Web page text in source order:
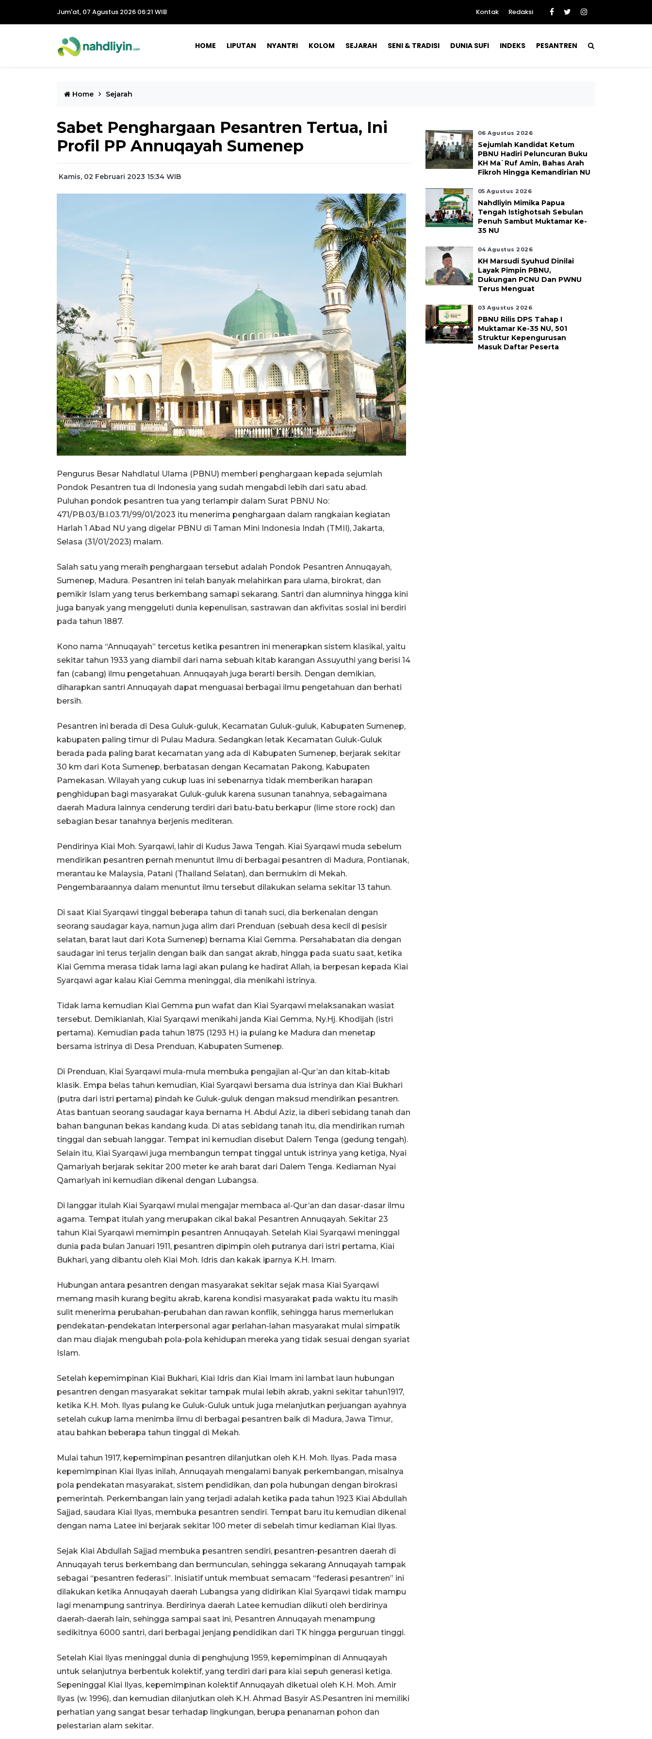
Jum'at, 07 Agustus 2026 06:21 WIB Kontak Redaksi
HOME LIPUTAN NYANTRI KOLOM SEJARAH SENI & TRADISI DUNIA SUFI INDEKS PESANTREN
Home Sejarah
Sabet Penghargaan Pesantren Tertua, Ini
Profil PP Annuqayah Sumenep
Kamis, 02 Februari 2023 15:34 WIB
Pengurus Besar Nahdlatul Ulama (PBNU) memberi penghargaan kepada sejumlah
Pondok Pesantren tua di Indonesia yang sudah mengabdi lebih dari satu abad.
Puluhan pondok pesantren tua yang terlampir dalam Surat PBNU No:
471/PB.03/B.I.03.71/99/01/2023 itu menerima penghargaan dalam rangkaian kegiatan
Harlah 1 Abad NU yang digelar PBNU di Taman Mini Indonesia Indah (TMII), Jakarta,
Selasa (31/01/2023) malam.
Salah satu yang meraih penghargaan tersebut adalah Pondok Pesantren Annuqayah,
Sumenep, Madura. Pesantren ini telah banyak melahirkan para ulama, birokrat, dan
pemikir Islam yang terus berkembang samapi sekarang. Santri dan alumninya hingga kini
juga banyak yang menggeluti dunia kepenulisan, sastrawan dan akfivitas sosial ini berdiri
pada tahun 1887.
Kono nama “Annuqayah” tercetus ketika pesantren ini menerapkan sistem klasikal, yaitu
sekitar tahun 1933 yang diambil dari nama sebuah kitab karangan Assuyuthi yang berisi 14
fan (cabang) ilmu pengetahuan. Annuqayah juga berarti bersih. Dengan demikian,
diharapkan santri Annuqayah dapat menguasai berbagai ilmu pengetahuan dan berhati
bersih.
Pesantren ini berada di Desa Guluk-guluk, Kecamatan Guluk-guluk, Kabupaten Sumenep,
kabupaten paling timur di Pulau Madura. Sedangkan letak Kecamatan Guluk-Guluk
berada pada paling barat kecamatan yang ada di Kabupaten Sumenep, berjarak sekitar
30 km dari Kota Sumenep, berbatasan dengan Kecamatan Pakong, Kabupaten
Pamekasan. Wilayah yang cukup luas ini sebenarnya tidak memberikan harapan
penghidupan bagi masyarakat Guluk-guluk karena susunan tanahnya, sebagaimana
daerah Madura lainnya cenderung terdiri dari batu-batu berkapur (lime store rock) dan
sebagian besar tanahnya berjenis mediteran.
Pendirinya Kiai Moh. Syarqawi, lahir di Kudus Jawa Tengah. Kiai Syarqawi muda sebelum
mendirikan pesantren pernah menuntut ilmu di berbagai pesantren di Madura, Pontianak,
merantau ke Malaysia, Patani (Thailand Selatan), dan bermukim di Mekah.
Pengembaraannya dalam menuntut ilmu tersebut dilakukan selama sekitar 13 tahun.
Di saat Kiai Syarqawi tinggal beberapa tahun di tanah suci, dia berkenalan dengan
seorang saudagar kaya, namun juga alim dari Prenduan (sebuah desa kecil di pesisir
selatan, barat laut dari Kota Sumenep) bernama Kiai Gemma. Persahabatan dia dengan
saudagar ini terus terjalin dengan baik dan sangat akrab, hingga pada suatu saat, ketika
Kiai Gemma merasa tidak lama lagi akan pulang ke hadirat Allah, ia berpesan kepada Kiai
Syarqawi agar kalau Kiai Gemma meninggal, dia menikahi istrinya.
Tidak lama kemudian Kiai Gemma pun wafat dan Kiai Syarqawi melaksanakan wasiat
tersebut. Demikianlah, Kiai Syarqawi menikahi janda Kiai Gemma, Ny.Hj. Khodijah (istri
pertama). Kemudian pada tahun 1875 (1293 H.) ia pulang ke Madura dan menetap
bersama istrinya di Desa Prenduan, Kabupaten Sumenep.
Di Prenduan, Kiai Syarqawi mula-mula membuka pengajian al-Qur’an dan kitab-kitab
klasik. Empa belas tahun kemudian, Kiai Syarqawi bersama dua istrinya dan Kiai Bukhari
(putra dari istri pertama) pindah ke Guluk-guluk dengan maksud mendirikan pesantren.
Atas bantuan seorang saudagar kaya bernama H. Abdul Aziz, ia diberi sebidang tanah dan
bahan bangunan bekas kandang kuda. Di atas sebidang tanah itu, dia mendirikan rumah
tinggal dan sebuah langgar. Tempat ini kemudian disebut Dalem Tenga (gedung tengah).
Selain itu, Kiai Syarqawi juga membangun tempat tinggal untuk istrinya yang ketiga, Nyai
Qamariyah berjarak sekitar 200 meter ke arah barat dari Dalem Tenga. Kediaman Nyai
Qamariyah ini kemudian dikenal dengan Lubangsa.
Di langgar itulah Kiai Syarqawi mulai mengajar membaca al-Qur’an dan dasar-dasar ilmu
agama. Tempat itulah yang merupakan cikal bakal Pesantren Annuqayah. Sekitar 23
tahun Kiai Syarqawi memimpin pesantren Annuqayah. Setelah Kiai Syarqawi meninggal
dunia pada bulan Januari 1911, pesantren dipimpin oleh putranya dari istri pertama, Kiai
Bukhari, yang dibantu oleh Kiai Moh. Idris dan kakak iparnya K.H. Imam.
Hubungan antara pesantren dengan masyarakat sekitar sejak masa Kiai Syarqawi
memang masih kurang begitu akrab, karena kondisi masyarakat pada waktu itu masih
sulit menerima perubahan-perubahan dan rawan konflik, sehingga harus memerlukan
pendekatan-pendekatan interpersonal agar perlahan-lahan masyarakat mulai simpatik
dan mau diajak mengubah pola-pola kehidupan mereka yang tidak sesuai dengan syariat
Islam.
Setelah kepemimpinan Kiai Bukhari, Kiai Idris dan Kiai Imam ini lambat laun hubungan
pesantren dengan masyarakat sekitar tampak mulai lebih akrab, yakni sekitar tahun1917,
ketika K.H. Moh. Ilyas pulang ke Guluk-Guluk untuk juga melanjutkan perjuangan ayahnya
setelah cukup lama menimba ilmu di berbagai pesantren baik di Madura, Jawa Timur,
atau bahkan beberapa tahun tinggal di Mekah.
Mulai tahun 1917, kepemimpinan pesantren dilanjutkan oleh K.H. Moh. Ilyas. Pada masa
kepemimpinan Kiai Ilyas inilah, Annuqayah mengalami banyak perkembangan, misalnya
pola pendekatan masyarakat, sistem pendidikan, dan pola hubungan dengan birokrasi
pemerintah. Perkembangan lain yang terjadi adalah ketika pada tahun 1923 Kiai Abdullah
Sajjad, saudara Kiai Ilyas, membuka pesantren sendiri. Tempat baru itu kemudian dikenal
dengan nama Latee ini berjarak sekitar 100 meter di sebelah timur kediaman Kiai Ilyas.
Sejak Kiai Abdullah Sajjad membuka pesantren sendiri, pesantren-pesantren daerah di
Annuqayah terus berkembang dan bermunculan, sehingga sekarang Annuqayah tampak
sebagai “pesantren federasi”. Inisiatif untuk membuat semacam “federasi pesantren” ini
dilakukan ketika Annuqayah daerah Lubangsa yang didirikan Kiai Syarqawi tidak mampu
lagi menampung santrinya. Berdirinya daerah Latee kemudian diikuti oleh berdirinya
daerah-daerah lain, sehingga sampai saat ini, Pesantren Annuqayah menampung
sedikitnya 6000 santri, dari berbagai jenjang pendidikan dari TK hingga perguruan tinggi.
Setelah Kiai Ilyas meninggal dunia di penghujung 1959, kepemimpinan di Annuqayah
untuk selanjutnya berbentuk kolektif, yang terdiri dari para kiai sepuh generasi ketiga.
Sepeninggal Kiai Ilyas, kepemimpinan kolektif Annuqayah diketuai oleh K.H. Moh. Amir
Ilyas (w. 1996), dan kemudian dilanjutkan oleh K.H. Ahmad Basyir AS.Pesantren ini memiliki
perhatian yang sangat besar terhadap lingkungan, berupa penanaman pohon dan
pelestarian alam sekitar.
06 Agustus 2026
Sejumlah Kandidat Ketum
PBNU Hadiri Peluncuran Buku
KH Ma`ruf Amin, Bahas Arah
Fikroh Hingga Kemandirian NU
05 Agustus 2026
Nahdliyin Mimika Papua
Tengah Istighotsah Sebulan
Penuh Sambut Muktamar Ke-
35 NU
04 Agustus 2026
KH Marsudi Syuhud Dinilai
Layak Pimpin PBNU,
Dukungan PCNU Dan PWNU
Terus Menguat
03 Agustus 2026
PBNU Rilis DPS Tahap I
Muktamar Ke-35 NU, 501
Struktur Kepengurusan
Masuk Daftar Peserta